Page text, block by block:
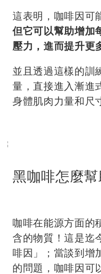
這表明，咖啡因可
但它可以幫助增加
壓力，進而提升更
並且透過這樣的訓
量，直接進入漸進
身體肌肉力量和尺
黑咖啡怎麼
咖啡在能源方面的
含的物質！這是迄
啡因」；當談到增
的問題，咖啡因可